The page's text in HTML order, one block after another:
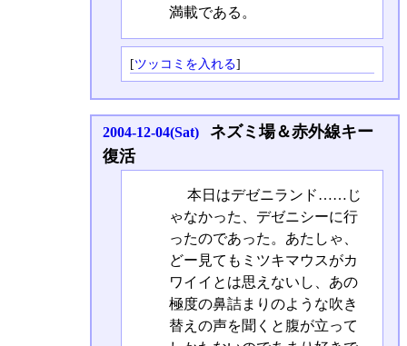
満載である。
[ツッコミを入れる]
2004-12-04(Sat)
ネズミ場＆赤外線キー
復活
本日はデゼニランド……じ
ゃなかった、デゼニシーに行
ったのであった。あたしゃ、
どー見てもミツキマウスがカ
ワイイとは思えないし、あの
極度の鼻詰まりのような吹き
替えの声を聞くと腹が立って